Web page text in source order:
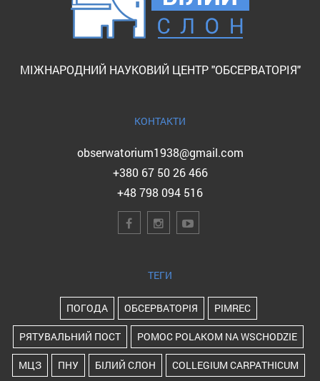
МІЖНАРОДНИЙ НАУКОВИЙ ЦЕНТР "ОБСЕРВАТОРІЯ"
КОНТАКТИ
obserwatorium1938@gmail.com
+380 67 50 26 466
+48 798 094 516
ТЕГИ
ПОГОДА ОБСЕРВАТОРІЯ PIMREC
РЯТУВАЛЬНИЙ ПОСТ POMOC POLAKOM NA WSCHODZIE
МЦЗ ПНУ БІЛИЙ СЛОН COLLEGIUM CARPATHICUM